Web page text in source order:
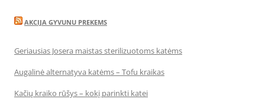
AKCIJA GYVUNU PREKEMS
Geriausias Josera maistas sterilizuotoms katėms
Augalinė alternatyva katėms – Tofu kraikas
Kačių kraiko rūšys – kokį parinkti katei